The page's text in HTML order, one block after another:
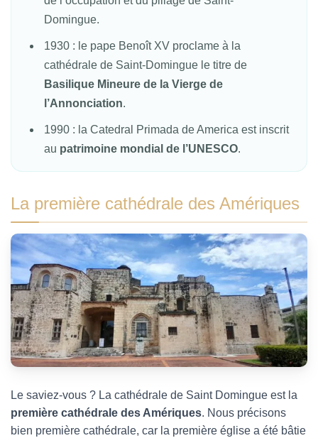
Domingue.
1930 : le pape Benoît XV proclame à la
cathédrale de Saint-Domingue le titre de
Basilique Mineure de la Vierge de
l’Annonciation.
1990 : la Catedral Primada de America est inscrit
au patrimoine mondial de l’UNESCO.
La première cathédrale des Amériques
Le saviez-vous ? La cathédrale de Saint Domingue est la
première cathédrale des Amériques. Nous précisons
bien première cathédrale, car la première église a été bâtie